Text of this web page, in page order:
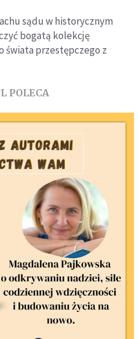
sądu w historycznym
bogatą kolekcję
przestępczego z
POLECA